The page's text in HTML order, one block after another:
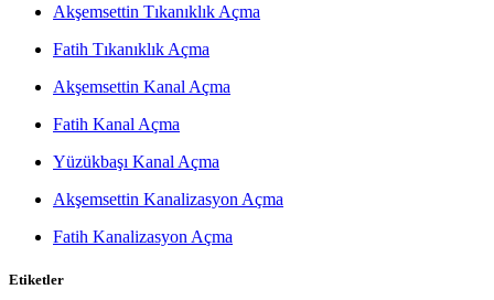
Akşemsettin Tıkanıklık Açma
Fatih Tıkanıklık Açma
Akşemsettin Kanal Açma
Fatih Kanal Açma
Yüzükbaşı Kanal Açma
Akşemsettin Kanalizasyon Açma
Fatih Kanalizasyon Açma
Etiketler